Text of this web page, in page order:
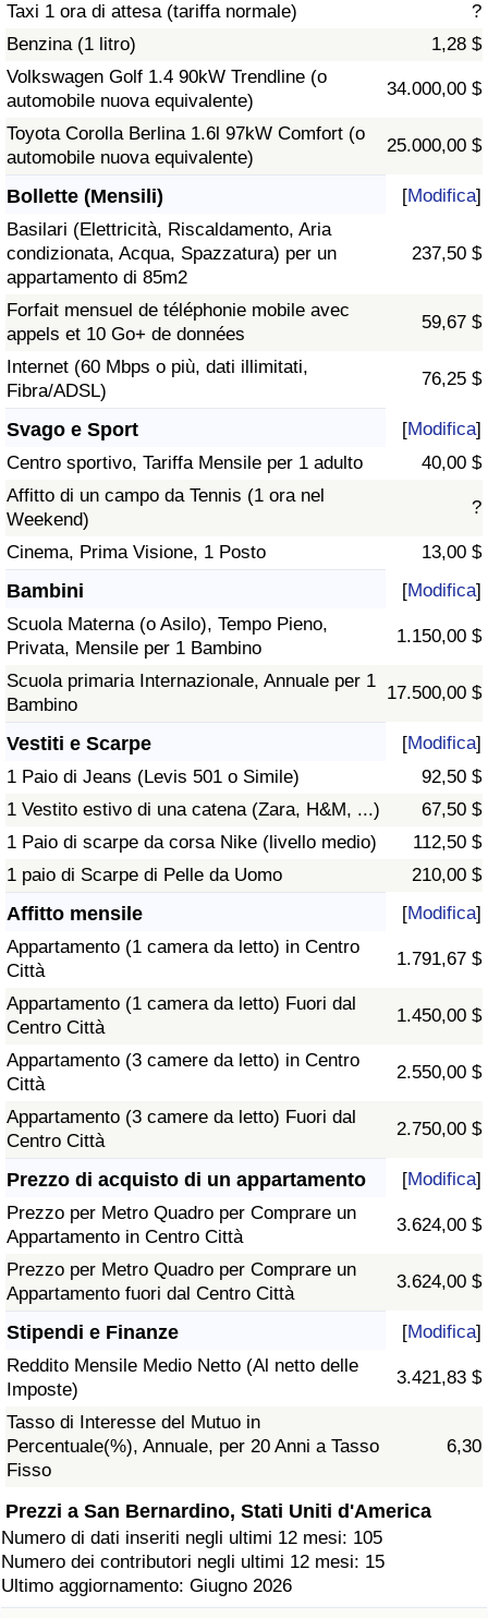
Taxi 1 ora di attesa (tariffa normale)
?
Benzina (1 litro)
1,28 $
Volkswagen Golf 1.4 90kW Trendline (o
automobile nuova equivalente)
34.000,00 $
Toyota Corolla Berlina 1.6l 97kW Comfort (o
automobile nuova equivalente)
25.000,00 $
Bollette (Mensili) [Modifica]
Basilari (Elettricità, Riscaldamento, Aria
condizionata, Acqua, Spazzatura) per un
appartamento di 85m2
237,50 $
Forfait mensuel de téléphonie mobile avec
appels et 10 Go+ de données
59,67 $
Internet (60 Mbps o più, dati illimitati,
Fibra/ADSL)
76,25 $
Svago e Sport [Modifica]
Centro sportivo, Tariffa Mensile per 1 adulto
40,00 $
Affitto di un campo da Tennis (1 ora nel
Weekend)
?
Cinema, Prima Visione, 1 Posto 13,00 $
Bambini [Modifica]
Scuola Materna (o Asilo), Tempo Pieno,
Privata, Mensile per 1 Bambino
1.150,00 $
Scuola primaria Internazionale, Annuale per 1
Bambino
17.500,00 $
Vestiti e Scarpe [Modifica]
1 Paio di Jeans (Levis 501 o Simile)
92,50 $
1 Vestito estivo di una catena (Zara, H&M, ...)
67,50 $
1 Paio di scarpe da corsa Nike (livello medio)
112,50 $
1 paio di Scarpe di Pelle da Uomo
210,00 $
Affitto mensile [Modifica]
Appartamento (1 camera da letto) in Centro
Città
1.791,67 $
Appartamento (1 camera da letto) Fuori dal
Centro Città
1.450,00 $
Appartamento (3 camere da letto) in Centro
Città
2.550,00 $
Appartamento (3 camere da letto) Fuori dal
Centro Città
2.750,00 $
Prezzo di acquisto di un appartamento [Modifica]
Prezzo per Metro Quadro per Comprare un
Appartamento in Centro Città
3.624,00 $
Prezzo per Metro Quadro per Comprare un
Appartamento fuori dal Centro Città
3.624,00 $
Stipendi e Finanze [Modifica]
Reddito Mensile Medio Netto (Al netto delle
Imposte)
3.421,83 $
Tasso di Interesse del Mutuo in
Percentuale(%), Annuale, per 20 Anni a Tasso
Fisso
6,30
Prezzi a San Bernardino, Stati Uniti d'America
Numero di dati inseriti negli ultimi 12 mesi: 105
Numero dei contributori negli ultimi 12 mesi: 15
Ultimo aggiornamento: Giugno 2026